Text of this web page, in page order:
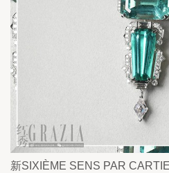
新SIXIÈME SENS PAR